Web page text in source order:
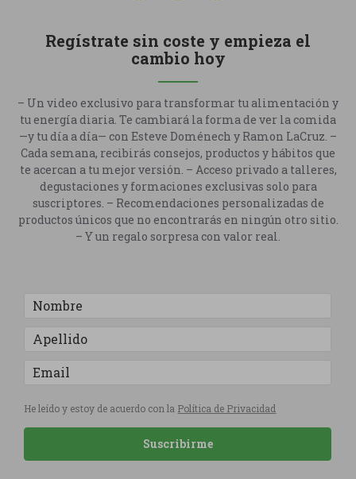
Regístrate sin coste y empieza el
cambio hoy
– Un video exclusivo para transformar tu alimentación y
tu energía diaria. Te cambiará la forma de ver la comida
—y tu día a día— con Esteve Doménech y Ramon LaCruz. –
Cada semana, recibirás consejos, productos y hábitos que
te acercan a tu mejor versión. – Acceso privado a talleres,
degustaciones y formaciones exclusivas solo para
suscriptores. – Recomendaciones personalizadas de
productos únicos que no encontrarás en ningún otro sitio.
– Y un regalo sorpresa con valor real.
He leído y estoy de acuerdo con la Política de Privacidad
Suscribirme